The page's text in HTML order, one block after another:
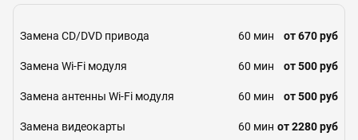
Замена CD/DVD привода 60 мин от 670 руб
Замена Wi-Fi модуля 60 мин от 500 руб
Замена антенны Wi-Fi модуля 60 мин от 500 руб
Замена видеокарты 60 мин от 2280 руб